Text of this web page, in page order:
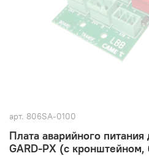
арт. 806SA-0100
Плата аварийного
GARD-PX (с кронштейном,